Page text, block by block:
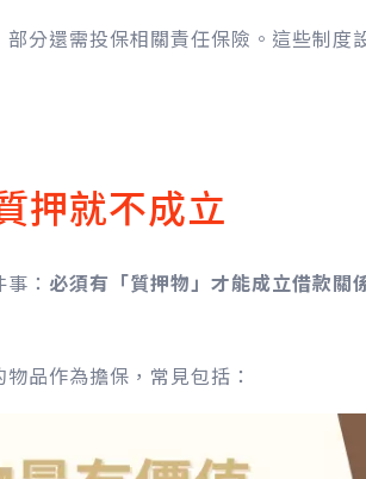
分還需投保相關責任保險。這些制度
押就不成立
： 必須有「質押物」才能成立借款關
品作為擔保，常見包括：